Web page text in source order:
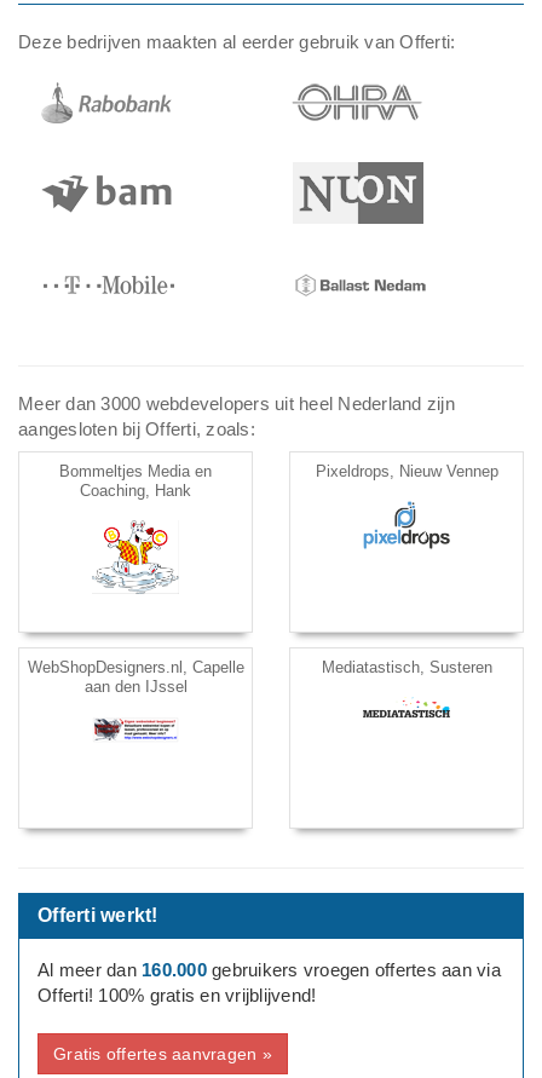
Deze bedrijven maakten al eerder gebruik van Offerti:
Meer dan 3000 webdevelopers uit heel Nederland zijn
aangesloten bij Offerti, zoals:
Bommeltjes Media en
Coaching, Hank
Pixeldrops, Nieuw Vennep
WebShopDesigners.nl, Capelle
aan den IJssel
Mediatastisch, Susteren
Offerti werkt!
Al meer dan 160.000gebruikers vroegen offertes aan via
Offerti! 100% gratis en vrijblijvend!
Gratis offertes aanvragen »